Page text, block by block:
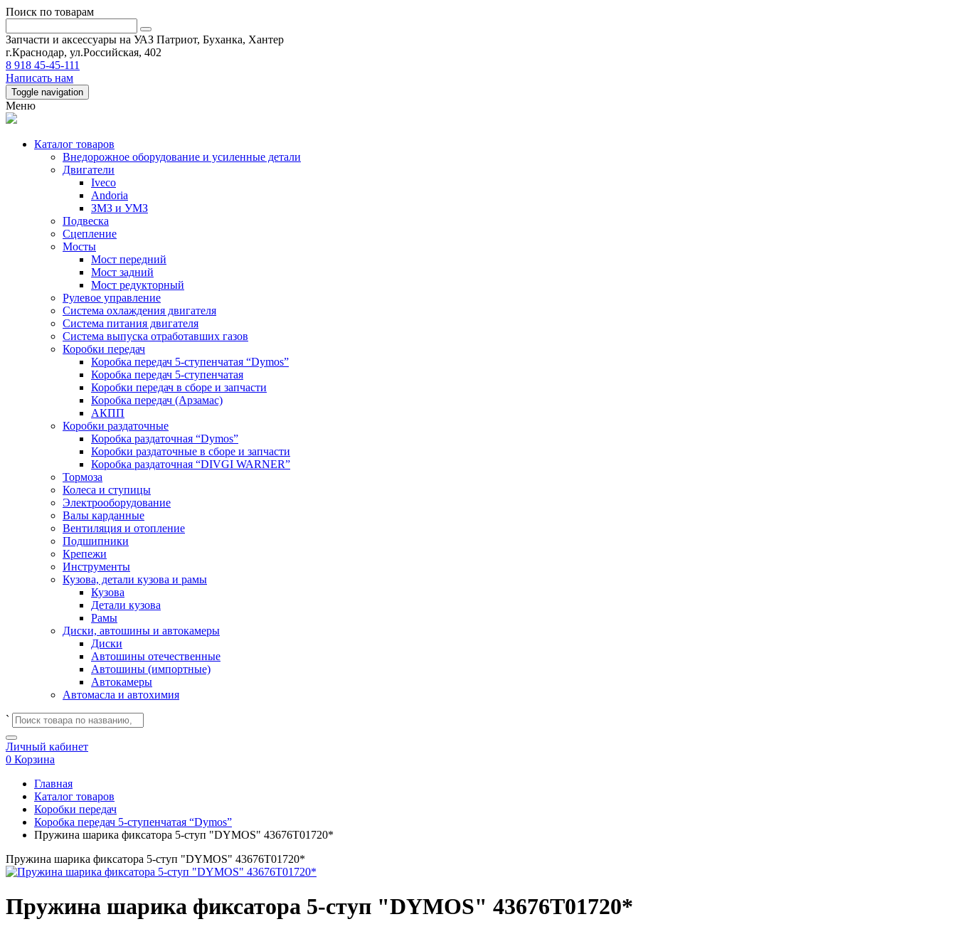
Поиск по товарам
Запчасти и аксессуары на УАЗ Патриот, Буханка, Хантер
г.Краснодар, ул.Российская, 402
8 918 45-45-111
Написать нам
Toggle navigation
Меню
Каталог товаров
Внедорожное оборудование и усиленные детали
Двигатели
Iveco
Andoria
ЗМЗ и УМЗ
Подвеска
Сцепление
Мосты
Мост передний
Мост задний
Мост редукторный
Рулевое управление
Система охлаждения двигателя
Система питания двигателя
Система выпуска отработавших газов
Коробки передач
Коробка передач 5-ступенчатая “Dymos”
Коробка передач 5-ступенчатая
Коробки передач в сборе и запчасти
Коробка передач (Арзамас)
АКПП
Коробки раздаточные
Коробка раздаточная “Dymos”
Коробки раздаточные в сборе и запчасти
Коробка раздаточная “DIVGI WARNER”
Тормоза
Колеса и ступицы
Электрооборудование
Валы карданные
Вентиляция и отопление
Подшипники
Крепежи
Инструменты
Кузова, детали кузова и рамы
Кузова
Детали кузова
Рамы
Диски, автошины и автокамеры
Диски
Автошины отечественные
Автошины (импортные)
Автокамеры
Автомасла и автохимия
`
Личный кабинет
0 Корзина
Главная
Каталог товаров
Коробки передач
Коробка передач 5-ступенчатая “Dymos”
Пружина шарика фиксатора 5-ступ "DYMOS" 43676Т01720*
Пружина шарика фиксатора 5-ступ "DYMOS" 43676Т01720*
Пружина шарика фиксатора 5-ступ "DYMOS" 43676Т01720*